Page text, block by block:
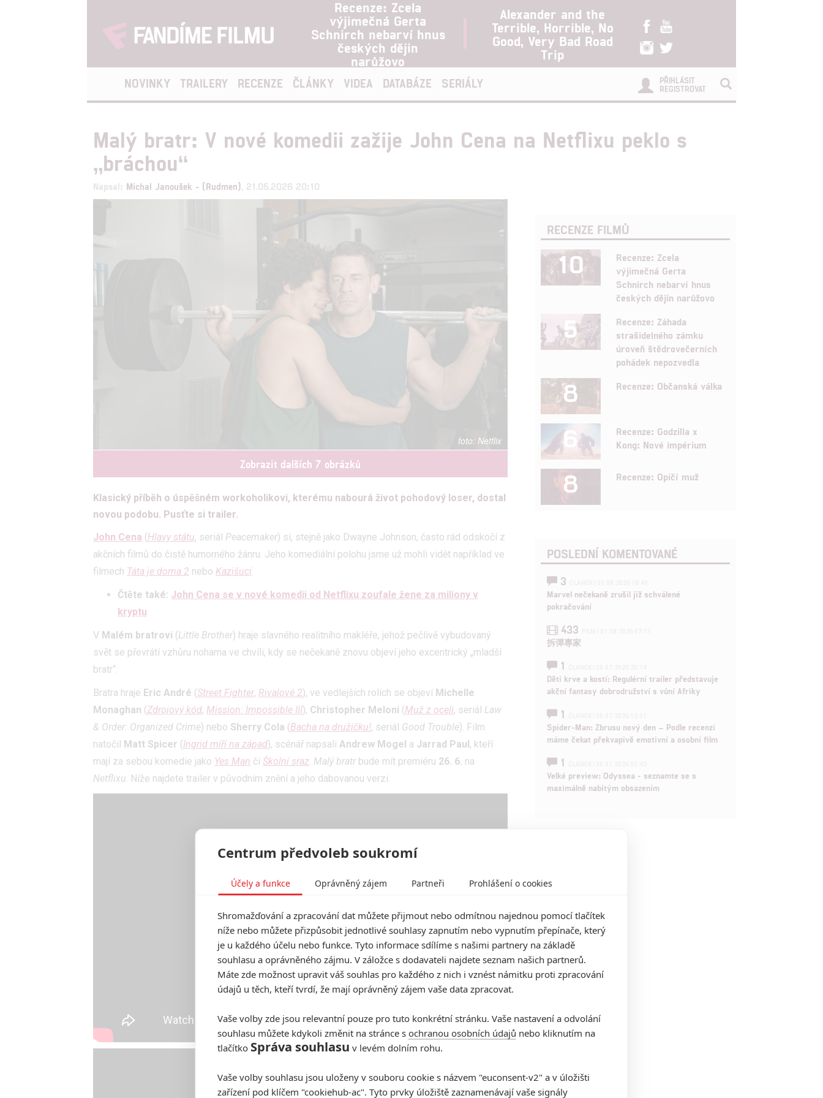
Recenze: Zcela
výjimečná Gerta
Schnirch nebarví hnus
českých dějin
narůžovo
Alexander and the
Terrible, Horrible, No
Good, Very Bad Road
Trip
NOVINKY TRAILERY RECENZE ČLÁNKY VIDEA DATABÁZE SERIÁLY
PŘIHLÁSIT
REGISTROVAT
Malý bratr: V nové komedii zažije John Cena na Netflixu peklo s
„bráchou“
Napsal: Michal Janoušek - (Rudmen) , 21.05.2026 20:10
Netflix
Zobrazit dalších 7 obrázků
Klasický příběh o úspěšném workoholikovi, kterému nabourá život pohodový loser, dostal
novou podobu. Pusťte si trailer.
John Cena (Hlavy státu, seriál Peacemaker) si, stejně jako Dwayne Johnson, často rád odskočí z
akčních filmů do čistě humorného žánru. Jeho komediální polohu jsme už mohli vidět například ve
filmech Táta je doma 2 nebo Kazišuci.
Čtěte také: John Cena se v nové komedii od Netflixu zoufale žene za miliony v
kryptu
V Malém bratrovi (Little Brother) hraje slavného realitního makléře, jehož pečlivě vybudovaný
svět se převrátí vzhůru nohama ve chvíli, kdy se nečekaně znovu objeví jeho excentrický „mladší
bratr“.
Bratra hraje Eric André (Street Fighter, Rivalové 2), ve vedlejších rolích se objeví Michelle
Monaghan (Zdrojový kód, Mission: Impossible III), Christopher Meloni (Muž z oceli, seriál Law
& Order: Organized Crime) nebo Sherry Cola (Bacha na družičku!, seriál Good Trouble). Film
natočil
Matt Spicer (Ingrid míří na západ), scénář napsali Andrew Mogel a Jarrad Paul , kteří
mají za sebou komedie jako Yes Man či Školní sraz. Malý bratr bude mít premiéru 26. 6. na
Netflixu. Níže najdete trailer v původním znění a jeho dabovanou verzi.
RECENZE FILMŮ
10
Recenze: Zcela
výjimečná Gerta
Schnirch nebarví hnus
českých dějin narůžovo
5
Recenze: Záhada
strašidelného zámku
úroveň štědrovečerních
pohádek nepozvedla
8 Recenze: Občanská válka
6
Recenze: Godzilla x
Kong: Nové impérium
8 Recenze: Opičí muž
POSLEDNÍ KOMENTOVANÉ
3
Marvel nečekaně zrušil již schválené
pokračování
433
拆彈專家
1
Děti krve a kostí: Regulérní trailer představuje
akční fantasy dobrodružství s vůní Afriky
1
Spider-Man: Zbrusu nový den – Podle recenzí
máme čekat překvapivě emotivní a osobní film
1
Velké preview: Odyssea - seznamte se s
maximálně nabitým obsazením
Centrum předvoleb soukromí
Účely a funkce Oprávněný zájem Partneři Prohlášení o cookies
Shromažďování a zpracování dat můžete přijmout nebo odmítnou najednou pomocí tlačítek
níže nebo můžete přizpůsobit jednotlivé souhlasy zapnutím nebo vypnutím přepínače, který
je u každého účelu nebo funkce. Tyto informace sdílíme s našimi partnery na základě
souhlasu a oprávněného zájmu. V záložce s dodavateli najdete seznam našich partnerů.
Máte zde možnost upravit váš souhlas pro každého z nich i vznést námitku proti zpracování
údajů u těch, kteří tvrdí, že mají oprávněný zájem vaše data zpracovat.
Vaše volby zde jsou relevantní pouze pro tuto konkrétní stránku. Vaše nastavení a odvolání
souhlasu můžete kdykoli změnit na stránce s ochranou osobních údajů nebo kliknutím na
tlačítko Správa souhlasu v levém dolním rohu.
Vaše volby souhlasu jsou uloženy v souboru cookie s názvem "euconsent-v2" a v úložišti
zařízení pod klíčem "cookiehub-ac". Tyto prvky úložiště zaznamenávají vaše signály